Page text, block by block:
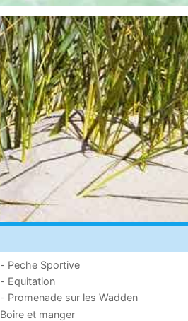
- Peche Sportive
- Equitation
- Promenade sur les Wadden
Boire et manger